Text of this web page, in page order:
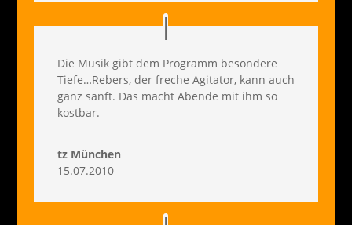
Die Musik gibt dem Programm besondere
Tiefe…Rebers, der freche Agitator, kann auch
ganz sanft. Das macht Abende mit ihm so
kostbar.
tz München
15.07.2010